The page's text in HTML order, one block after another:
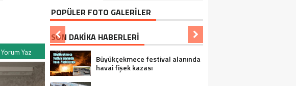
Yorum Yaz
POPÜLER FOTO GALERİLER
SON DAKİKA HABERLERİ
Büyükçekmece festival alanında
havai fişek kazası